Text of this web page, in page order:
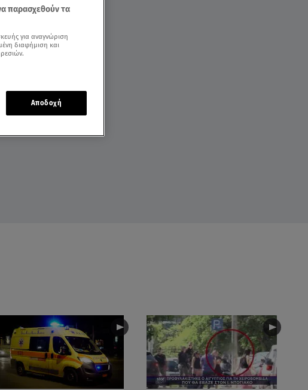
παρασχεθούν τα
για αναγνώριση
διαφήμιση και
Αποδοχή